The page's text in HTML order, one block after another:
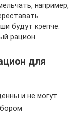
например,
будут крепче.
рацион.
для
и не могут